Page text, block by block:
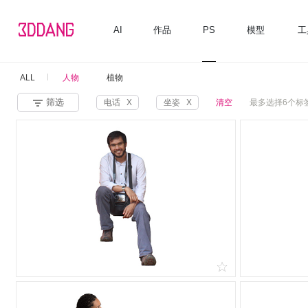
AI 作品 PS 模型
ALL 人物 植物
筛选 电话 X 坐姿 X 清空 最多选择6个标